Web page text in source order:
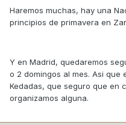
Haremos muchas, hay una
principios de primavera en
Y en Madrid, quedaremos
o 2 domingos al mes. Asi que
Kedadas, que seguro que en
organizamos alguna.